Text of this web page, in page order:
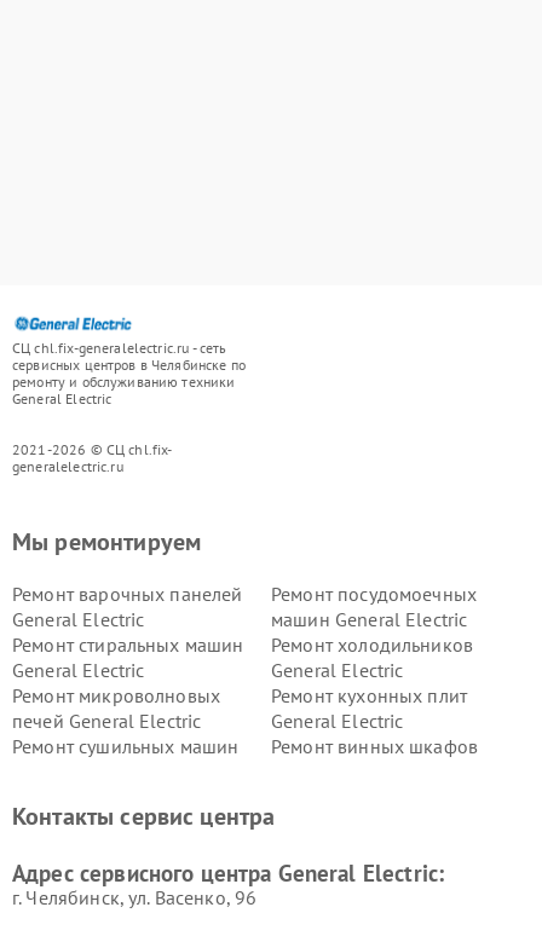
СЦ chl.fix-generalelectric.ru - сеть
сервисных центров в Челябинске по
ремонту и обслуживанию техники
General Electric
2021-2026 © СЦ chl.fix-
generalelectric.ru
Мы ремонтируем
Ремонт варочных панелей
General Electric
Ремонт посудомоечных
машин General Electric
Ремонт стиральных машин
General Electric
Ремонт холодильников
General Electric
Ремонт микроволновых
печей General Electric
Ремонт кухонных плит
General Electric
Ремонт сушильных машин
Ремонт винных шкафов
Electric
General Electric
Контакты сервис центра
Адрес сервисного центра General Electric:
г. Челябинск, ул. Васенко, 96